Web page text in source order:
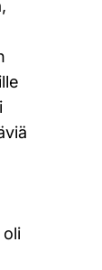
oli